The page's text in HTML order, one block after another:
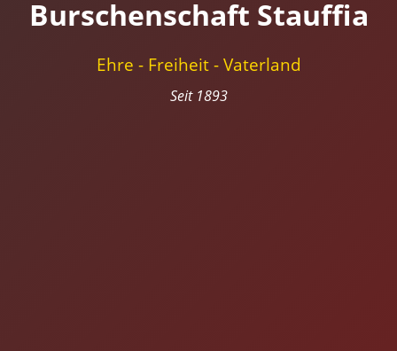
Burschenschaft Stauffia
Ehre - Freiheit - Vaterland
Seit 1893